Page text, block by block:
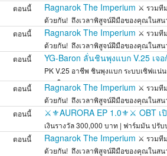
ตอนนี้
Ragnarok The Imperium ⚔️ รวมที
ด้วยกัน! ️ ถึงเวลาพิสูจน์ฝีมือของคุณในสน
ตอนนี้
Ragnarok The Imperium ⚔️ รวมที
ด้วยกัน! ️ ถึงเวลาพิสูจน์ฝีมือของคุณในสน
ตอนนี้
YG-Baron ลั่นชินพุงแบก V.25 เจ
PK V.25 อาชีพ ชินพุงแบก ระบบเซิฟแน่
หายใจ
ตอนนี้ Ragnarok The Imperium ⚔️ รวมที
ด้วยกัน! ️ ถึงเวลาพิสูจน์ฝีมือของคุณในสน
ตอนนี้
⚔️⚜️AURORA EP 1.0⚜️⚔️ OBT เ
เงินรางวัล 300,000 บาท | ฟาร์มมัน ปรั
ตอนนี้
Ragnarok The Imperium ⚔️ รวมที
ด้วยกัน! ️ ถึงเวลาพิสูจน์ฝีมือของคุณในสน